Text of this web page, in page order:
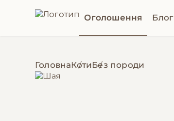
Оголошення Блог
ГоловнаКотиБез породи